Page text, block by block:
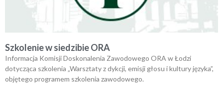
Szkolenie w siedzibie ORA
Informacja Komisji Doskonalenia Zawodowego ORA w Łodzi
dotycząca szkolenia „Warsztaty z dykcji, emisji głosu i kultury języka”,
objętego programem szkolenia zawodowego.